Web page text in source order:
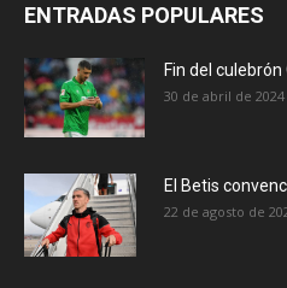
ENTRADAS POPULARES
Fin del culebrón
30 de abril de 2024
El Betis
22 de agosto de